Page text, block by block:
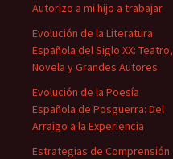
Autorizo a mi hijo a trabajar
Evolución de la Literatura
Española del Siglo XX: Teatro,
Novela y Grandes Autores
Evolución de la Poesía
Española de Posguerra: Del
Arraigo a la Experiencia
Estrategias de Comprensión